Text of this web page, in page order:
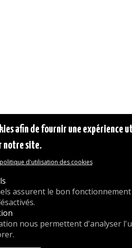
afin de fournir une expérience
notre site.
d'utilisation des cookies
assurent le bon
nous permettent d'analyser